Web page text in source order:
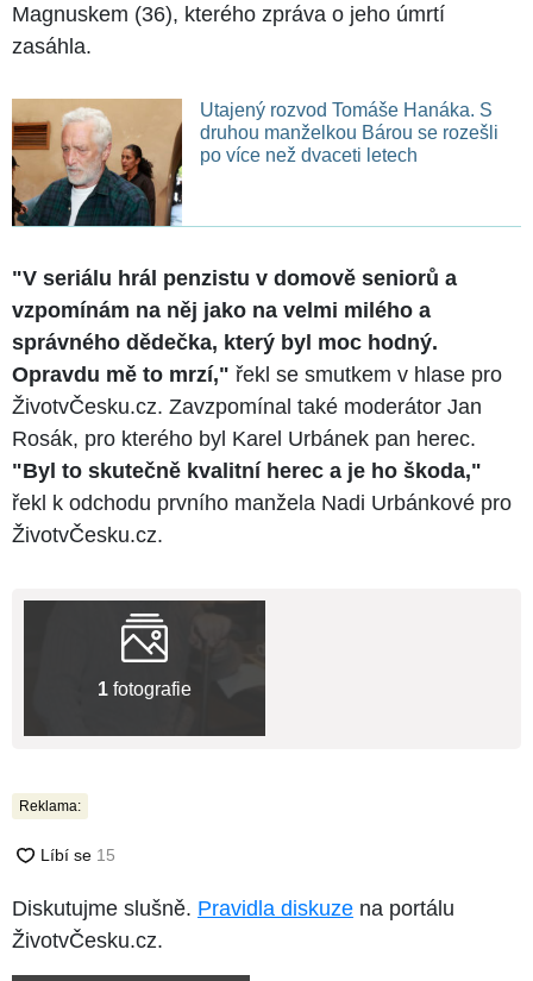
Magnuskem (36), kterého zpráva o jeho úmrtí
zasáhla.
Utajený rozvod Tomáše Hanáka. S
druhou manželkou Bárou se rozešli
po více než dvaceti letech
"V seriálu hrál penzistu v domově seniorů a
vzpomínám na něj jako na velmi milého a
správného dědečka, který byl moc hodný.
Opravdu mě to mrzí," řekl se smutkem v hlase pro
ŽivotvČesku.cz. Zavzpomínal také moderátor Jan
Rosák, pro kterého byl Karel Urbánek pan herec.
"Byl to skutečně kvalitní herec a je ho škoda,"
řekl k odchodu prvního manžela Nadi Urbánkové pro
ŽivotvČesku.cz.
1 fotografie
Reklama:
Diskutujme slušně. Pravidla diskuze na portálu
ŽivotvČesku.cz.